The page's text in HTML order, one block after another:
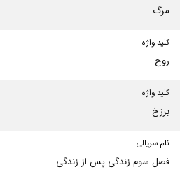
مرگ
کلید واژه
روح
کلید واژه
برزخ
نام سریالی
فصل سوم زندگی پس از زندگی